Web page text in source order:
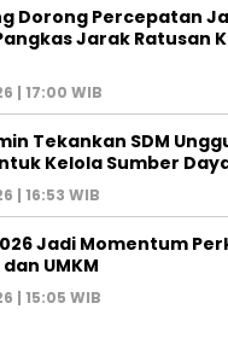
Dorong Percepatan
Jarak Ratusan
| 17:00 WIB
Tekankan SDM
Kelola Sumber
| 16:53 WIB
Jadi Momentum
UMKM
| 15:05 WIB